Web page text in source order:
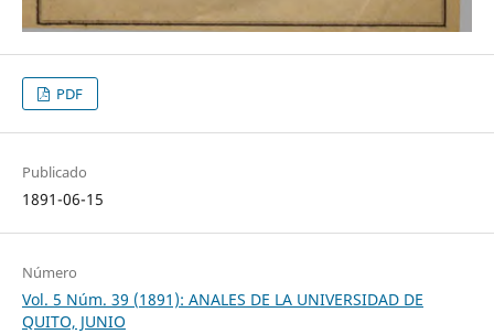
PDF
Publicado
1891-06-15
Número
Vol. 5 Núm. 39 (1891): ANALES DE LA UNIVERSIDAD DE
QUITO, JUNIO